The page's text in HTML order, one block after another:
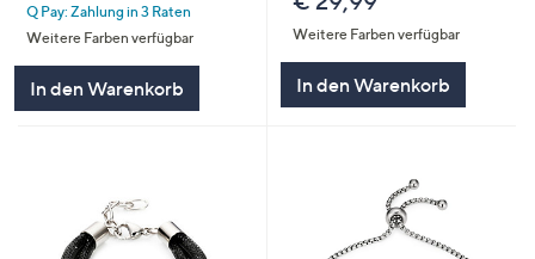
Q Pay: Zahlung in 3 Raten
Weitere Farben verfügbar
In den Warenkorb
Weitere Farben verfügbar
In den Warenkorb